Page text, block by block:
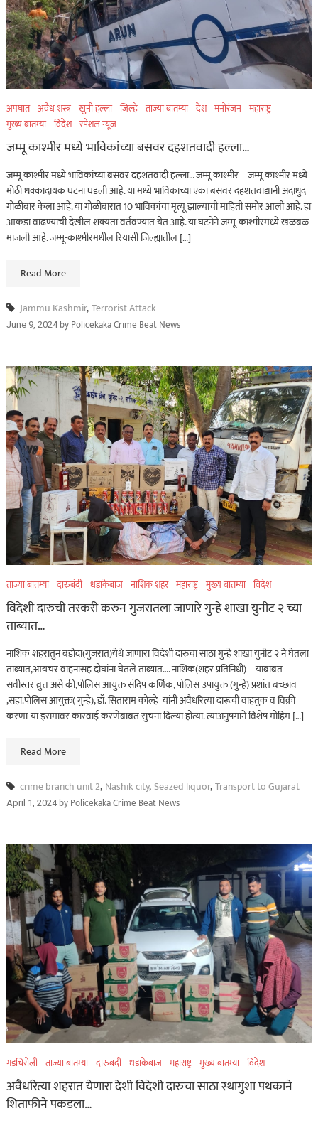
अपघात अवैध शस्त्र खुनी हल्ला जिल्हे ताज्या बातम्या देश मनोरंजन महाराष्ट्र
मुख्य बातम्या विदेश स्पेशल न्यूज
जम्मू काश्मीर मध्ये भाविकांच्या बसवर दहशतवादी हल्ला…
जम्मू काश्मीर मध्ये भाविकांच्या बसवर दहशतवादी हल्ला… जम्मू काश्मीर – जम्मू काश्मीर मध्ये
मोठी धक्कादायक घटना घडली आहे. या मध्ये भाविकांच्या एका बसवर दहशतवाद्यांनी अंदाधुंद
गोळीबार केला आहे. या गोळीबारात 10 भाविकांचा मृत्यू झाल्याची माहिती समोर आली आहे. हा
आकडा वाढण्याची देखील शक्यता वर्तवण्यात येत आहे. या घटनेने जम्मू-काश्मीरमध्ये खळबळ
माजली आहे. जम्मू-काश्मीरमधील रियासी जिल्ह्यातील […]
Read More
Jammu Kashmir,Terrorist Attack
June 9, 2024byPolicekaka Crime Beat News
ताज्या बातम्या दारुबंदी धडाकेबाज नाशिक शहर महाराष्ट्र मुख्य बातम्या विदेश
विदेशी दारुची तस्करी करुन गुजरातला जाणारे गुन्हे शाखा युनीट २ च्या
ताब्यात…
नाशिक शहरातुन बडोदा(गुजरात)येथे जाणारा विदेशी दारुचा साठा गुन्हे शाखा युनीट २ ने घेतला
ताब्यात,आयचर वाहनासह दोघांना घेतले ताब्यात…. नाशिक(शहर प्रतिनिधी) – याबाबत
सवीस्तर व्रुत्त असे की,पोलिस आयुक्त संदिप कर्णिक, पोलिस उपायुक्त (गुन्हे) प्रशांत बच्छाव
,सहा.पोलिस आयुक्त( गुन्हे), डॉ. सिताराम कोल्हे यांनी अवैधरित्या दारूची वाहतुक व विक्री
करणा-या इसमांवर कारवाई करणेबाबत सुचना दिल्या होत्या. त्याअनुषंगाने विशेष मोहिम […]
Read More
crime branch unit 2, Nashik city,Seazed liquor,Transport to Gujarat
April 1, 2024byPolicekaka Crime Beat News
गडचिरोली ताज्या बातम्या दारुबंदी धडाकेबाज महाराष्ट्र मुख्य बातम्या विदेश
अवैधरित्या शहरात येणारा देशी विदेशी दारुचा साठा स्थागुशा पथकाने
शिताफीने पकडला…